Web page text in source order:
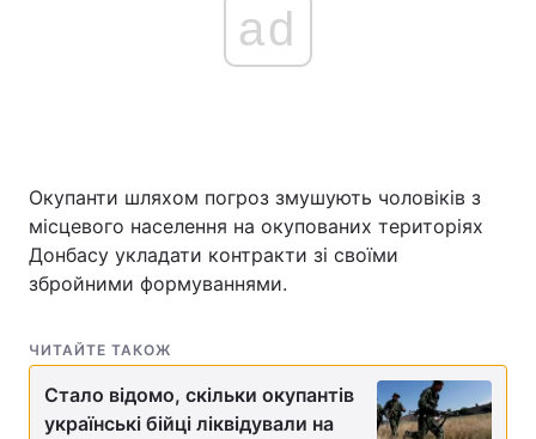
ad
Окупанти шляхом погроз змушують чоловіків з
місцевого населення на окупованих територіях
Донбасу укладати контракти зі своїми
збройними формуваннями.
ЧИТАЙТЕ ТАКОЖ
Стало відомо, скільки окупантів
українські бійці ліквідували на